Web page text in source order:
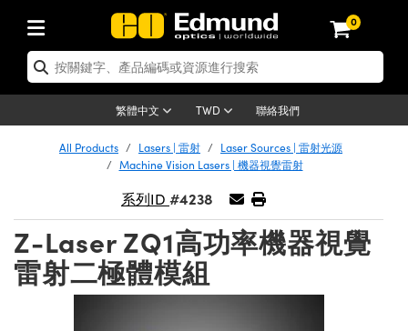
0
繁體中文 TWD 聯絡我們
| 光學產品
| 反射鏡
| 光學濾光片
Optics | 偏振光學元件
Optics | 雷射光學
| 雷射透鏡
| 雷射濾光片
| 超快光學
| 光機組件
System | 光學籠式系統
| 臺式系統
and Breadboards | 光學平臺
| 顯微鏡
| Mitutoyo 物鏡
| Nikon 物鏡
| ZEISS 物鏡
| 雷射
and Electronics | 雷射
| 雷射防護
Lenses | 成像鏡頭
Lenses | 定焦鏡頭
| 遠心鏡頭
Magnification Lenses
Objectives | 顯微鏡物鏡
| 相機
Cameras | Gigabit乙太網相
Cameras | Teledyne Dalsa
and Illumination | 照明
Lighting | 機器視覺光源
Lighting |顯微鏡照明
| 雷射光源
Sources | 其他光源
Targets | 測試板
Targets | 解析度測試板
Targets | 畸變測試版
Level Test Targets | 色卡測試板
| USAF 測試版
and Detection | 測試與監測
| 光學度量
Solutions | 機器視覺方案
and Electronics | 雷射
品
測器
and Production | 實驗室和生產
| 清潔用品
Handling Tools | 零件夾持用品
| 光學膠
Products | Acktar 黑色吸
應用選購
| 光譜儀
Imaging
By Brand
Products | 新品專區
Lenses
| 清倉品
| 清倉光學產品
| 清倉顯微鏡
Products | 重新認證產
| 重新認證光學產品
| 重新認證光機
| 重新認證雷射
| 重新認證顯微鏡
All Products Lasers | 雷射
Laser Sources | 雷射光源
Machine Vision Lasers | 機器視覺雷射
系列ID #4238
Z-Laser ZQ1高功率機器視覺
雷射二極體模組